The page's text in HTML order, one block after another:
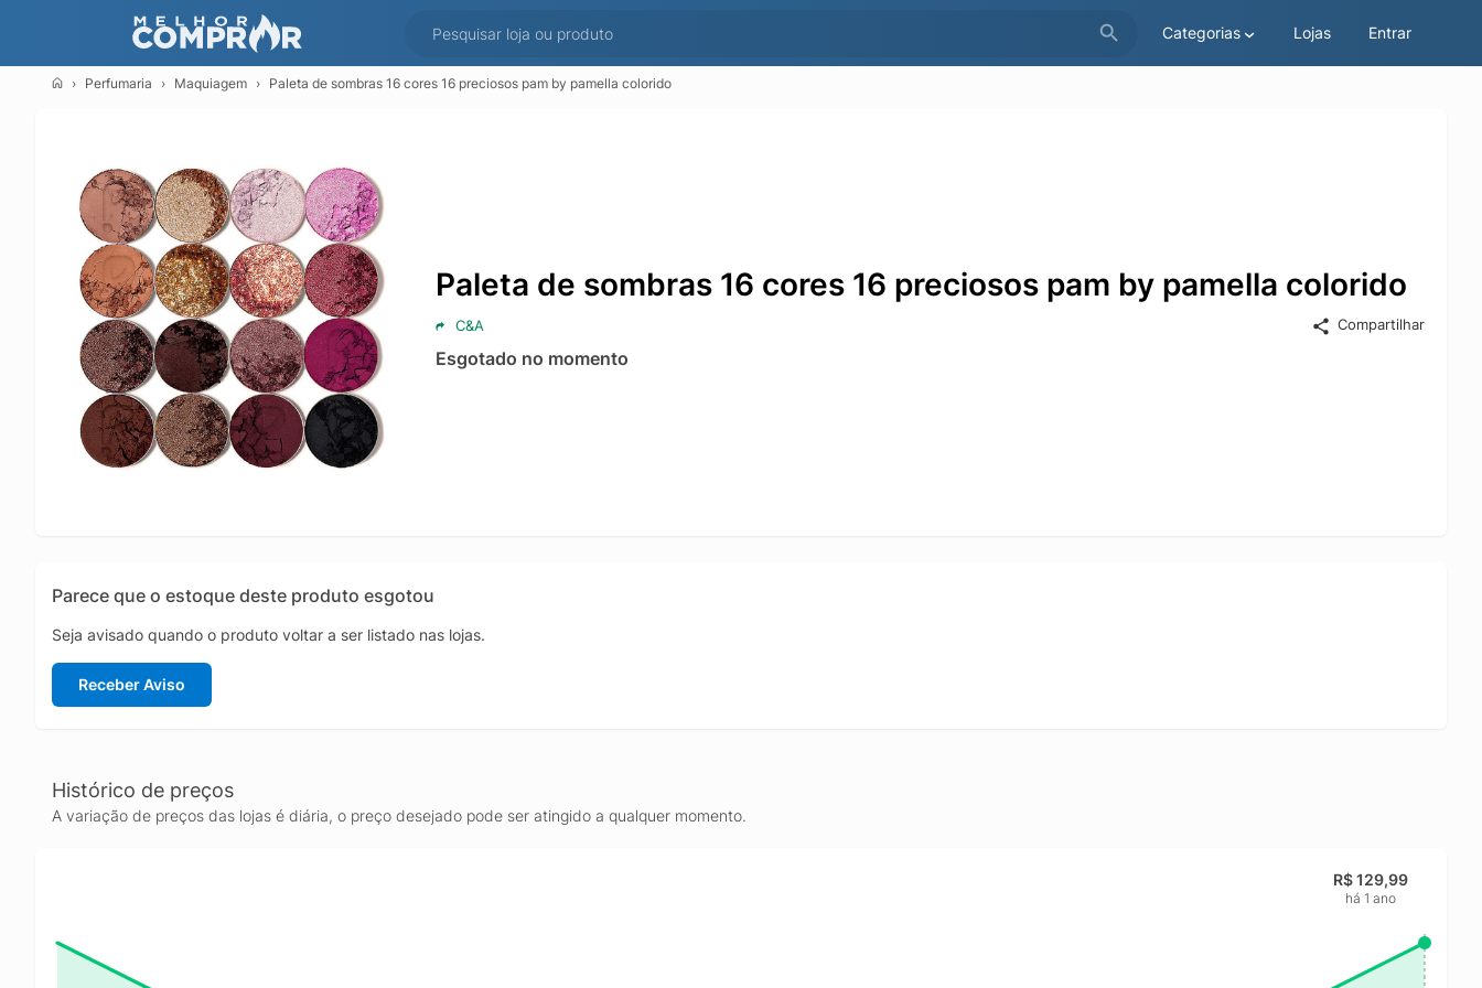
Categorias Lojas Entrar
Perfumaria Maquiagem Paleta de sombras 16 cores 16 preciosos pam by pamella colorido
Paleta de sombras 16 cores 16 preciosos pam by pamella colorido
C&A Compartilhar
Esgotado no momento
Parece que o estoque deste produto esgotou
Seja avisado quando o produto voltar a ser listado nas lojas.
Receber Aviso
Histórico de preços
A variação de preços das lojas é diária, o preço desejado pode ser atingido a qualquer momento.
R$ 129,99
há 1 ano